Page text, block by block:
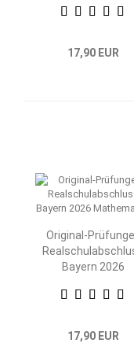
17,90 EUR
Original-
Bayern 2026
17,90 EUR